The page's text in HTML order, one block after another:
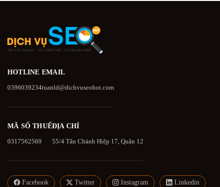
HOTLINE
0396039234
EMAIL
tuanld@dichvuseohot.com
MÃ SỐ THUẾ
0317562569
ĐỊA CHỈ
55/4 Tân Chánh Hiệp 17, Quận 12
Facebook Twitter Instagram Linkedin